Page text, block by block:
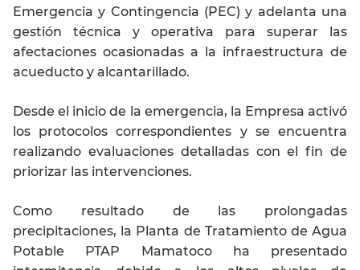
Emergencia y Contingencia (PEC) y adelanta una
gestión técnica y operativa para superar las
afectaciones ocasionadas a la infraestructura de
acueducto y alcantarillado.
Desde el inicio de la emergencia, la Empresa activó
los protocolos correspondientes y se encuentra
realizando evaluaciones detalladas con el fin de
priorizar las intervenciones.
Como resultado de las prolongadas
precipitaciones, la Planta de Tratamiento de Agua
Potable PTAP Mamatoco ha presentado